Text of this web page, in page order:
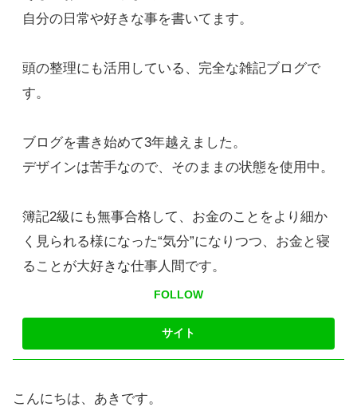
自分の日常や好きな事を書いてます。
頭の整理にも活用している、完全な雑記ブログで
す。
ブログを書き始めて3年越えました。
デザインは苦手なので、そのままの状態を使用中。
簿記2級にも無事合格して、お金のことをより細か
く見られる様になった“気分”になりつつ、お金と寝
ることが大好きな仕事人間です。
FOLLOW
こんにちは、あきです。